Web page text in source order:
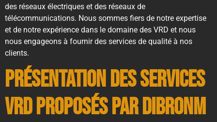
des réseaux électriques et des réseaux de
télécommunications. Nous sommes fiers de notre expertise
et de notre expérience dans le domaine des VRD et nous
nous engageons à fournir des services de qualité à nos
clients.
Présentation des services
VRD proposés par Dibronm